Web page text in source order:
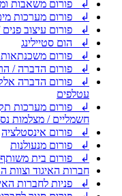
↲ פורום משאבות
↲ פורום מערכות
↲ פורום עיצוב פנים
↲ הום סטיילינג
↲ פורום משכנתאות -
↲ פורום הדברה /
↲ פורום הדברה
עטלפים
↲ פורום מערכות
חשמליים / מצלמות
↲ פורום אינסטלציה
↲ פורום מנעולנות
↲ פורום בית
חברות האיגוד וצוות
↲ פניות לחברות